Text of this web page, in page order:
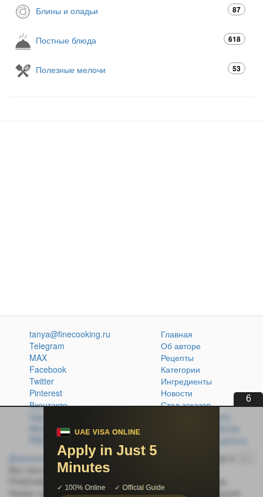
Блины и оладьи 87
Постные блюда 618
Полезные мелочи 53
5
tanya@finecooking.ru
Telegram
MAX
Facebook
Twitter
Pinterest
Вконтакте
Одноклассники
Главная
Об авторе
Рецепты
Категории
Ингредиенты
Новости
Стол заказов
Кулинарная книга
Политика обработки
персональных данных
Домашняя кухня без проблем© 2014-2026 FineCooking.ru
Все тексты и фотографии, опубликованные на сайте
FineCooking.ru, защищены законом об авторском праве.
Любая частичная или полная перепечатка опубликованной